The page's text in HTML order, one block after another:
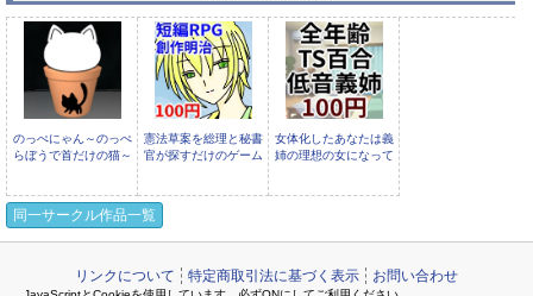
のっぺにゃん～のっぺ
らぼうで首だけの猫～
憲法草案を総理と秘書
官が探すだけのゲーム
女体化したあなたは義
姉の理想の女になって
同一サークル作品一覧
リンクについて 特定商取引法に基づく表示 お問い合わせ